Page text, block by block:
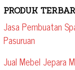
PRODUK
Jasa Pembuatan
Pasuruan
Jual Mebel Jepara